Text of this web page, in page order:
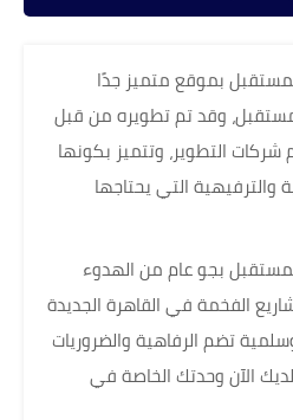
بموقع متميز جدًا
وقد تم تطويره من قبل
التطوير، وتتميز بكونها
والترفيهية التي يحتاجها
بجو عام من الهدوء
الفخمة في القاهرة الجديدة
تضم الرفاهية والضروريات
الآن وحدتك الخاصة في